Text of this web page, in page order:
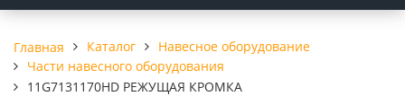
Главная Каталог
Навесное оборудование
Части навесного оборудования
11G7131170HD РЕЖУЩАЯ КРОМКА